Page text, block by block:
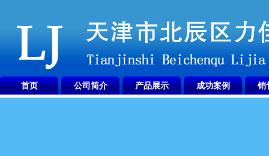
首页 公司简介 产品展示 成功案例 销